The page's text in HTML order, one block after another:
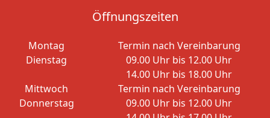
Öffnungszeiten
Montag
Termin nach Vereinbarung
Dienstag
09.00 Uhr bis 12.00 Uhr
14.00 Uhr bis 18.00 Uhr
Mittwoch
Termin nach Vereinbarung
Donnerstag
09.00 Uhr bis 12.00 Uhr